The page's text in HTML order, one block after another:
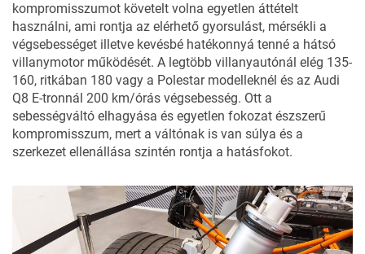
kompromisszumot követelt volna egyetlen áttételt
használni, ami rontja az elérhető gyorsulást, mérsékli a
végsebességet illetve kevésbé hatékonnyá tenné a hátsó
villanymotor működését. A legtöbb villanyautónál elég 135-
160, ritkában 180 vagy a Polestar modelleknél és az Audi
Q8 E-tronnál 200 km/órás végsebesség. Ott a
sebességváltó elhagyása és egyetlen fokozat észszerű
kompromisszum, mert a váltónak is van súlya és a
szerkezet ellenállása szintén rontja a hatásfokot.